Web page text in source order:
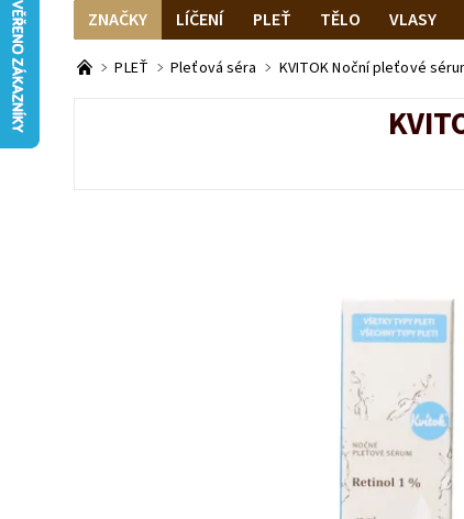
ZNAČKY LÍČENÍ PLEŤ TĚLO VLASY
OBLÍBENCI
MAGAZÍN RECENZE BLOGEREK
PLEŤ Pleťová séra KVITOK Noční pleťové